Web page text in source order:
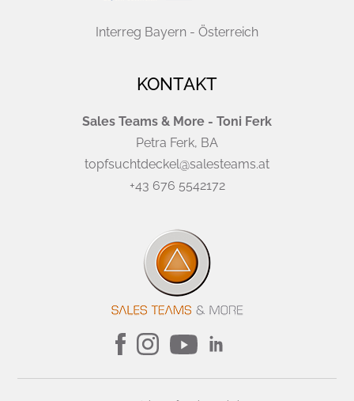
Interreg Bayern - Österreich
KONTAKT
Sales Teams & More - Toni Ferk
Petra Ferk, BA
topfsuchtdeckel@salesteams.at
+43 676 5542172